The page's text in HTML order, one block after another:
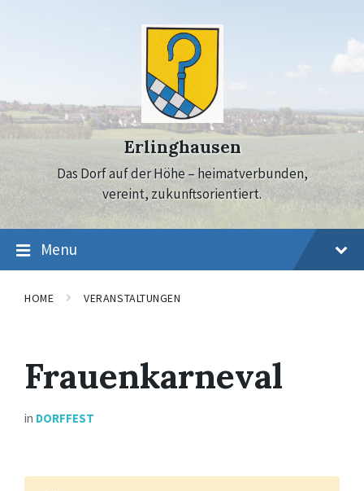
Erlinghausen
Das Dorf auf der Höhe – heimatverbunden,
vereint, zukunftsorientiert.
Menu
HOME VERANSTALTUNGEN
Frauenkarneval
in DORFFEST